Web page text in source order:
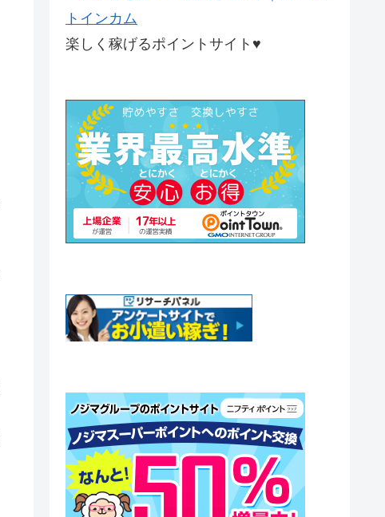
楽しく稼げるポイントサイト♥